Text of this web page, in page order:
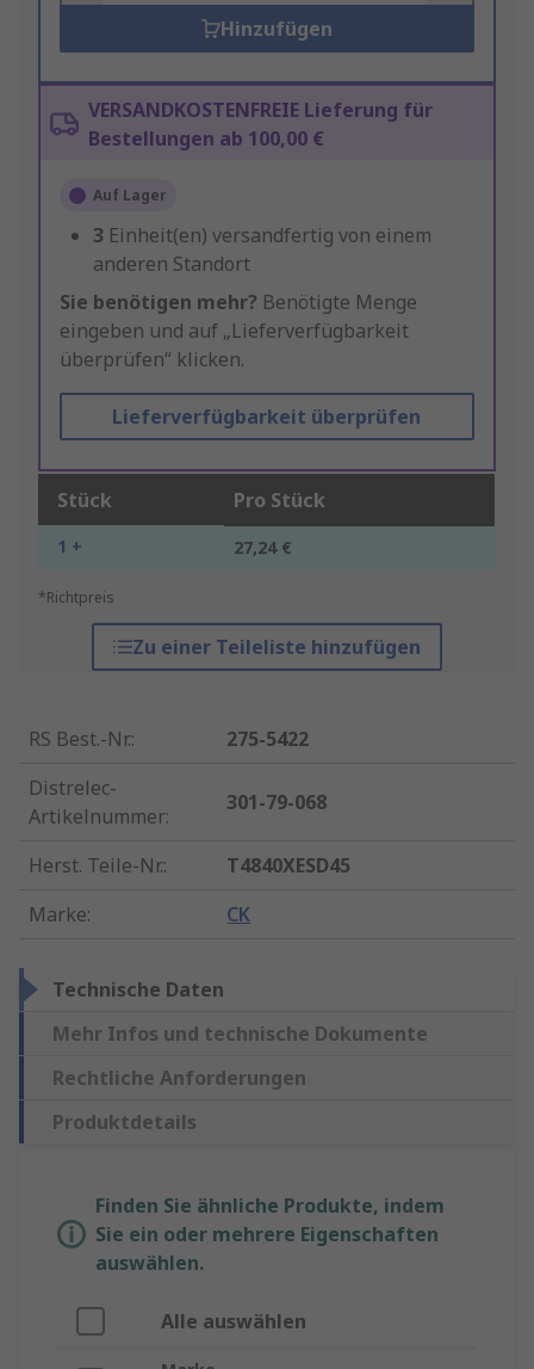
Hinzufügen
VERSANDKOSTENFREIE Lieferung für
Bestellungen ab 100,00 €
Auf Lager
3 Einheit(en) versandfertig von einem
anderen Standort
Sie benötigen mehr? Benötigte Menge
eingeben und auf „Lieferverfügbarkeit
überprüfen“ klicken.
Lieferverfügbarkeit überprüfen
Stück Pro Stück
1 + 27,24 €
*Richtpreis
Zu einer Teileliste hinzufügen
RS Best.-Nr.:
275-5422
Distrelec-
Artikelnummer:
301-79-068
Herst. Teile-Nr.:
T4840XESD45
Marke: CK
Technische Daten
Mehr Infos und technische Dokumente
Rechtliche Anforderungen
Produktdetails
Finden Sie ähnliche Produkte, indem
Sie ein oder mehrere Eigenschaften
auswählen.
Alle auswählen